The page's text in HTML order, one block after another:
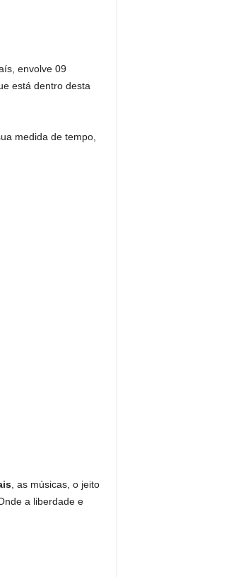
envolve 09
está dentro desta
medida de tempo,
, as músicas, o jeito
a liberdade e